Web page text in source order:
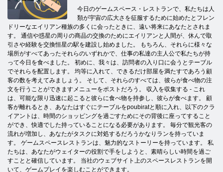
今日のゲームスペース・レストランで、私たちは人
類が宇宙の広大さを征服するために始めたとフレン
ドリーなエイリアン種族の多くに会ったときに、遠い将来にあなたとされま
す。 通信や惑星の周りの商品の交換のためにエイリアンと人間が、休んで取
引さや経験を交換恒星の駅を建設し始めました。 もちろん、それらに様々な
場所がすべてあったそれらのいずれかで、仕事の私達の主人公で私たちが持
って今日を食べました。 初めに、我々は、訪問者の入り口に会うとテーブル
でそれらを配置します。 均等に入れて、できるだけ部屋を満たすであろう顧
客の数を考えてみましょう。 そして、それらのすべては、彼らが食べ物の注
文を行うことができますメニューをポストだろう。 収入を収集する - これ
は、可能な限り迅速に起こると彼らに食べ物を持参し、彼らが食べます。 顧
客が離れるとき、あなたはすぐにテーブルをpoubiratと順に入れ、以下のクラ
イアントは、時間のショッピングを過ごすためにその背後に座ってすること
ができ、快適でした持っていることになる必要があります。 毎分で観光客の
流れが増加し、あなたがタスクに対処するだろうかなりランを持っていま
す。 ゲームスペースレストランは、魅力的なストーリーを持っています。 私
たちは、あなたがウェイターの役割で手をしようと、素晴らしい時間を過ご
すことと確信しています。 当社のウェブサイト上のスペースレストランを開
いて、ゲームプレイを楽しむことができます。